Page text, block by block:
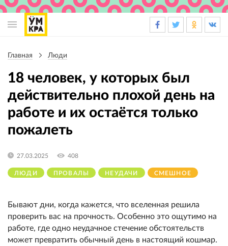
навигации
Главная Люди
18 человек, у которых был
действительно плохой день на
работе и их остаётся только
пожалеть
ЛЮДИ ПРОВАЛЫ НЕУДАЧИ СМЕШНОЕ
27.03.2025 408
Бывают дни, когда кажется, что вселенная решила
проверить вас на прочность. Особенно это ощутимо на
работе, где одно неудачное стечение обстоятельств
может превратить обычный день в настоящий кошмар.